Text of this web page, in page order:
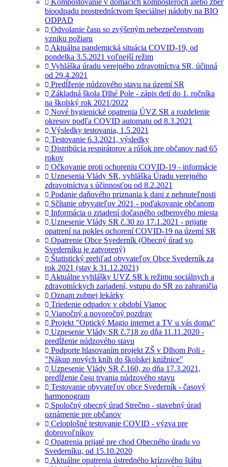
bioodpadu prostredníctvom špeciálnej nádoby na BIO
ODPAD
Odvolanie času so zvýšeným nebezpečenstvom
vzniku požiaru
Aktuálna pandemická situácia COVID-19, od
pondelka 3.5.2021 voľnejší režim
Vyhláška úradu verejného zdravotníctva SR, účinná
od 29.4.2021
Predĺženie núdzového stavu na území SR
Základná škola Dlhé Pole - zápis detí do 1. ročníka
na školský rok 2021/2022
Nové hygienické opatrenia ÚVZ SR a rozdelenie
okresov podľa COVID automatu od 8.3.2021
Výsledky testovania, 1.5.2021
Testovanie 6.3.2021, výsledky
Distribúcia respirátorov a rúšok pre občanov nad 65
rokov
Očkovanie proti ochoreniu COVID-19 - informácie
Uznesenia Vlády SR, vyhláška Úradu verejného
zdravotníctva s účinnosťou od 8.2.2021
Podanie daňového priznania k dani z nehnuteľnosti
Sčítanie obyvateľov 2021 - poďakovanie občanom
Informácia o zriadení dočasného odberového miesta
Uznesenie Vlády SR č.30 zo 17.1.2021 - prijatie
opatrení na pokles ochorení COVID-19 na území SR
Opatrenie Obce Svederník (Obecný úrad vo
Svederníku je zatvorený)
Štatistický prehľad obyvateľov Obce Svederník za
rok 2021 (stav k 31.12.2021)
Aktuálne vyhlášky UVZ SR k režimu sociálnych a
zdravotníckych zariadení, vstupu do SR zo zahraničia
Oznam zubnej lekárky
Triedenie odpadov v období Vianoc
Vianočný a novoročný pozdrav
Projekt "Optický Magio internet a TV u vás doma"
Uznesenie Vlády SR č.718 zo dňa 11.11.2020 -
predĺženie núdzového stavu
Podporte hlasovaním projekt ZŠ v Dlhom Poli -
"Nákup nových kníh do školskej knižnice"
Uznesenie Vlády SR č.160, zo dňa 17.3.2021,
predĺženie času trvania núdzového stavu
Testovanie obyvateľov obce Svederník - časový
harmonogram
Spoločný obecný úrad Strečno - stavebný úrad
oznámenie pre občanov
Celoplošné testovanie COVID - výzva pre
dobrovoľníkov
Opatrenia prijaté pre chod Obecného úradu vo
Svederníku, od 15.10.2020
Aktuálne opatrenia ústredného krízového štábu